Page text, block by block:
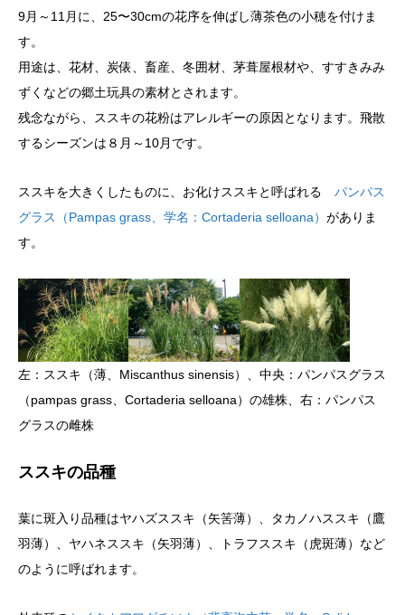
9月～11月に、25〜30cmの花序を伸ばし薄茶色の小穂を付けま
す。
用途は、花材、炭俵、畜産、冬囲材、茅葺屋根材や、すすきみみ
ずくなどの郷土玩具の素材とされます。
残念ながら、ススキの花粉はアレルギーの原因となります。飛散
するシーズンは８月～10月です。
ススキを大きくしたものに、お化けススキと呼ばれる パンパス
グラス（Pampas grass、学名：Cortaderia selloana） がありま
す。
左：ススキ（薄、Miscanthus sinensis）、中央：パンパスグラス
（pampas grass、Cortaderia selloana）の雄株、右：パンパス
グラスの雌株
ススキの品種
葉に斑入り品種はヤハズススキ（矢筈薄）、タカノハススキ（鷹
羽薄）、ヤハネススキ（矢羽薄）、トラフススキ（虎斑薄）など
のように呼ばれます。